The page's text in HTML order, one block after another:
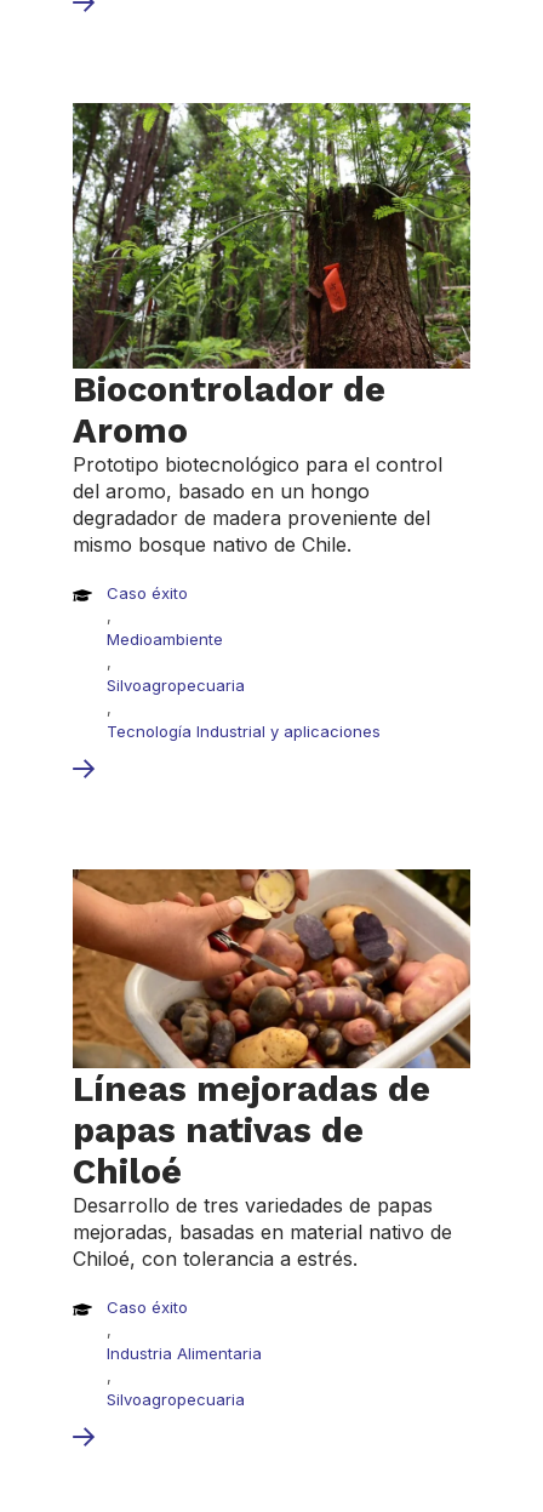
Biocontrolador de
Aromo
Prototipo biotecnológico para el control
del aromo, basado en un hongo
degradador de madera proveniente del
mismo bosque nativo de Chile.
Caso éxito
,
Medioambiente
,
Silvoagropecuaria
,
Tecnología Industrial y aplicaciones
Líneas mejoradas de
papas nativas de
Chiloé
Desarrollo de tres variedades de papas
mejoradas, basadas en material nativo de
Chiloé, con tolerancia a estrés.
Caso éxito
,
Industria Alimentaria
,
Silvoagropecuaria